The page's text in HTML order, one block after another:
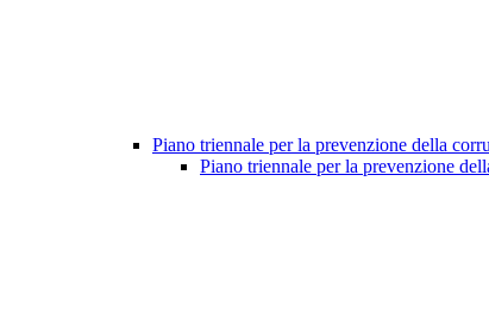
Piano triennale per la prevenzione della
Piano triennale per la prevenzione